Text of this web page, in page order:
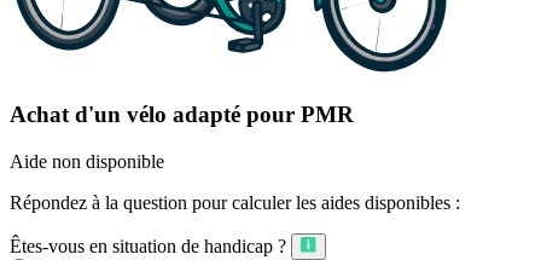
Achat d'un vélo adapté pour PMR
Aide non disponible
Répondez à la question pour calculer les aides disponibles :
Êtes-vous en situation de handicap ?